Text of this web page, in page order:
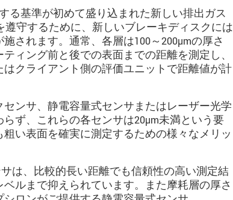
る基準が初めて盛り込まれた新しい排出ガス
遵守するために、新しいブレーキディスクには
されます。通常、各層は100～200µmの厚さ
ィング前と後での表面までの距離を測定し、
クライアント側の評価ユニットで距離値が計
ンサ、静電容量式センサまたはレーザー光学
ず、これらの各センサは20µm未満という要
い表面を確実に測定するための様々なメリッ
は、比較的長い距離でも信頼性の高い測定結
ルまで抑えられています。また摩耗層の厚さ